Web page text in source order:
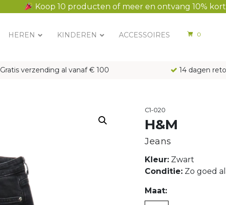
Koop 10 producten of meer en ontvang 10%
HEREN KINDEREN ACCESSOIRES 0
Gratis verzending al vanaf € 100 14 dagen
C1-020
H&M
Jeans
Kleur: Zwart
Conditie: Zo goed
Maat: